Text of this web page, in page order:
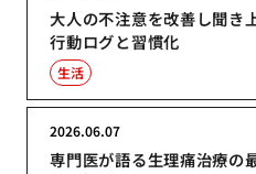
大人の不注意を改善し聞き
行動ログと習慣化
生活
専門医が語る生理痛治療の
2026.06.07